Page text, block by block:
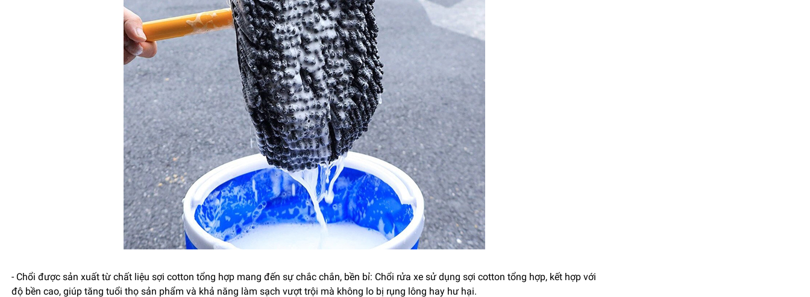
- Chổi được sản xuất từ chất liệu sợi cotton tổng hợp mang đến sự chắc chắn, bền bỉ: Chổi rửa xe sử dụng sợi cotton tổng hợp, kết hợp với
độ bền cao, giúp tăng tuổi thọ sản phẩm và khả năng làm sạch vượt trội mà không lo bị rụng lông hay hư hại.